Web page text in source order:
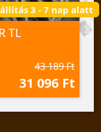
3 - 7 nap alatt
TL
43 189 Ft
31 096 Ft